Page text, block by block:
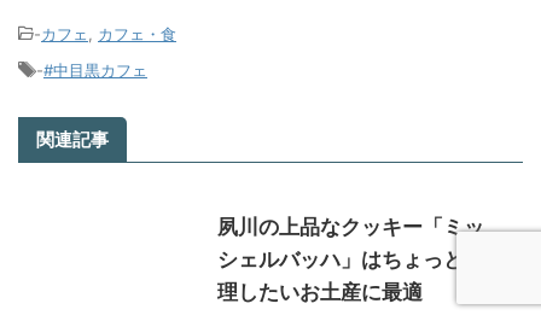
-カフェ
カフェ・食
-#中目黒カフェ
関連記事
夙川の上品なクッキー「ミッ
シェルバッハ」はちょっと無
理したいお土産に最適